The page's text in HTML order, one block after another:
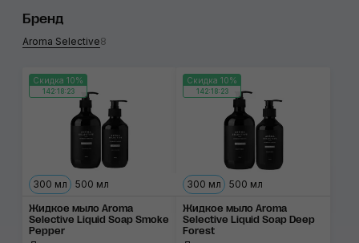
Бренд
Aroma Selective8
Скидка 10%
142:18:23
300 мл 500 мл
Жидкое мыло Aroma
Selective Liquid Soap Smoke
Pepper
Скидка 10%
142:18:23
300 мл 500 мл
Жидкое мыло Aroma
Selective Liquid Soap Deep
Forest